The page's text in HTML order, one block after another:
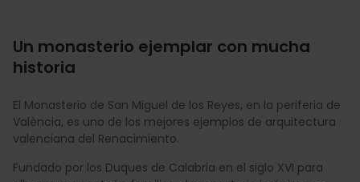
Un monasterio ejemplar con mucha
historia
El Monasterio de San Miguel de los Reyes, en la periferia de
València, es uno de los mejores ejemplos de arquitectura
valenciana del Renacimiento.
Fundado por los Duques de Calabria en el siglo XVI para